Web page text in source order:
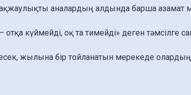
аналардың алдында барша азамат
күймейді, оқ та тимейді» деген тәмсілге
жылына бір тойланатын мерекеде олардың